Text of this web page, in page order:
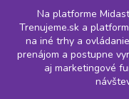
Na platforme
Trenujeme.sk a
na iné trhy a
prenájom a postupne
aj marketingové